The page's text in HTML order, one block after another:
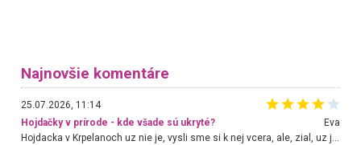
Najnovšie komentáre
25.07.2026, 11:14
Hojdačky v prírode - kde všade sú ukryté?
Eva
Hojdacka v Krpelanoch uz nie je, vysli sme si k nej vcera, ale, zial, uz je znicena. Ak sem planujete cestu len kvoli hojdacke, mozete si ju usetrit. Krasny vyhlad je tu vsak aj bez hojdacky :-)